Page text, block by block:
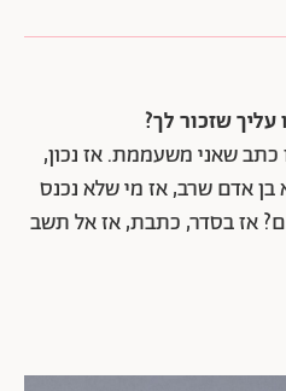
שזכור לך?
שאני משעממת. אז נכון,
בן אדם שרב, אז מי שלא נכנס
אז בסדר, כתבת, אז אל תשב